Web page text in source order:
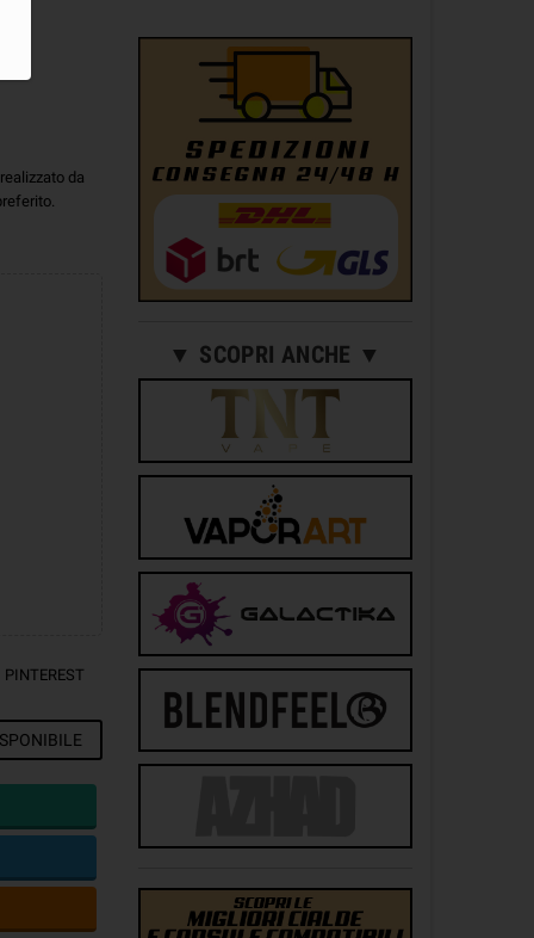
da
PINTEREST
▼ SCOPRI ANCHE ▼